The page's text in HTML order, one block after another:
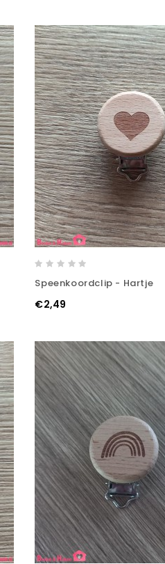
Speenkoordclip - Hartje
€2,49